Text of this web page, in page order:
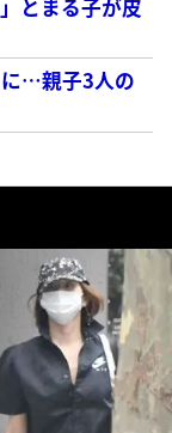
とまる子が皮
…親子3人の